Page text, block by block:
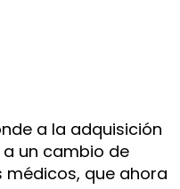
a la adquisición
un cambio de
que ahora